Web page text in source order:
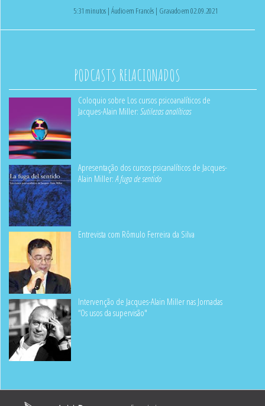
5:31 minutos | Áudio em Francês | Gravado em 02.09.2021
PODCASTS RELACIONADOS
Coloquio sobre Los cursos psicoanalíticos de
Jacques-Alain Miller: Sutilezas analíticas
Apresentação dos cursos psicanalíticos de Jacques-
Alain Miller:A fuga de sentido
Entrevista com Rômulo Ferreira da Silva
Intervenção de Jacques-Alain Miller nas Jornadas
“Os usos da supervisão"